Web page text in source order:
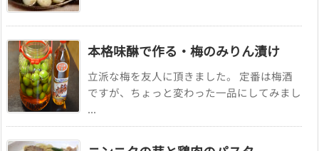
本格味醂で作る・梅のみりん漬け
立派な梅を友人に頂きました。 定番は梅酒
ですが、ちょっと変わった一品にしてみまし
...